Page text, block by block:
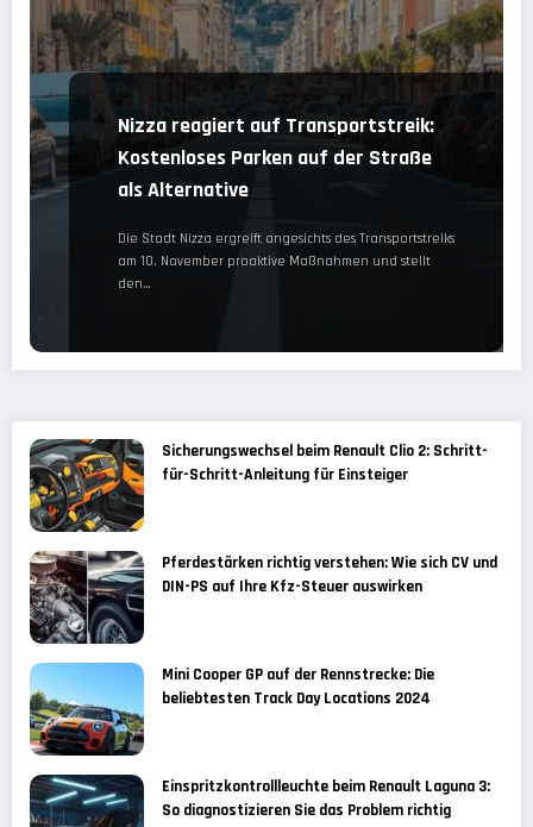
Nizza reagiert auf Transportstreik:
Kostenloses Parken auf der Straße
als Alternative
Die Stadt Nizza ergreift angesichts des Transportstreiks
am 10. November proaktive Maßnahmen und stellt
den…
Sicherungswechsel beim Renault Clio 2: Schritt-
für-Schritt-Anleitung für Einsteiger
Pferdestärken richtig verstehen: Wie sich CV und
DIN-PS auf Ihre Kfz-Steuer auswirken
Mini Cooper GP auf der Rennstrecke: Die
beliebtesten Track Day Locations 2024
Einspritzkontrollleuchte beim Renault Laguna 3:
So diagnostizieren Sie das Problem richtig